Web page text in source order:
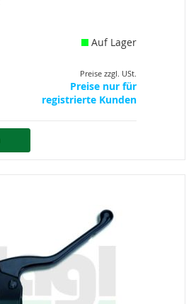
Auf Lager
Preise zzgl. USt.
Preise nur für
registrierte Kunden